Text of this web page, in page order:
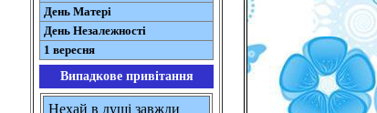
День Матері
День Незалежності
1 вересня
Випадкове привітання
Нехай в душі завжди